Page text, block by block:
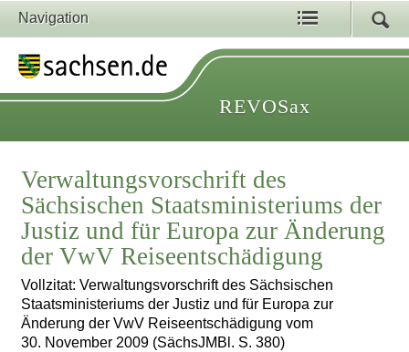
Navigation
REVOSax
Verwaltungsvorschrift des
Sächsischen Staatsministeriums der
Justiz und für Europa zur Änderung
der VwV Reiseentschädigung
Vollzitat: Verwaltungsvorschrift des Sächsischen
Staatsministeriums der Justiz und für Europa zur
Änderung der VwV Reiseentschädigung vom
30. November 2009 (SächsJMBl. S. 380)